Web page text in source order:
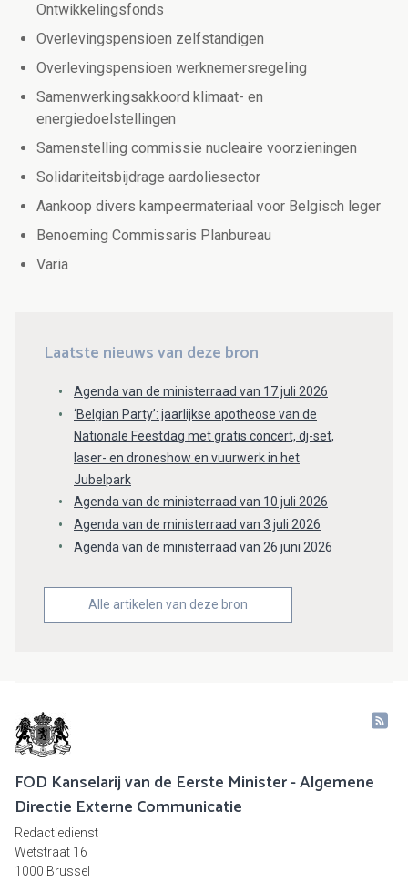
Ontwikkelingsfonds
Overlevingspensioen zelfstandigen
Overlevingspensioen werknemersregeling
Samenwerkingsakkoord klimaat- en
energiedoelstellingen
Samenstelling commissie nucleaire voorzieningen
Solidariteitsbijdrage aardoliesector
Aankoop divers kampeermateriaal voor Belgisch leger
Benoeming Commissaris Planbureau
Varia
Laatste nieuws van deze bron
Agenda van de ministerraad van 17 juli 2026
‘Belgian Party’: jaarlijkse apotheose van de
Nationale Feestdag met gratis concert, dj-set,
laser- en droneshow en vuurwerk in het
Jubelpark
Agenda van de ministerraad van 10 juli 2026
Agenda van de ministerraad van 3 juli 2026
Agenda van de ministerraad van 26 juni 2026
Alle artikelen van deze bron
FOD Kanselarij van de Eerste Minister - Algemene
Directie Externe Communicatie
Redactiedienst
Wetstraat 16
1000 Brussel